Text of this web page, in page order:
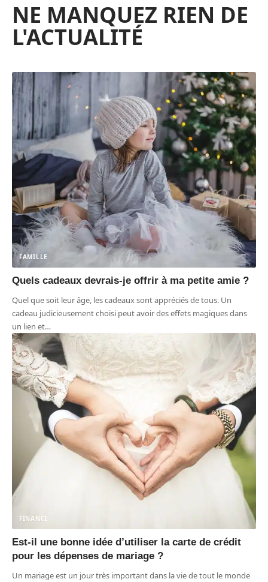
NE MANQUEZ RIEN DE
L'ACTUALITÉ
FAMILLE
Quels cadeaux devrais-je offrir à ma petite amie ?
Quel que soit leur âge, les cadeaux sont appréciés de tous. Un
cadeau judicieusement choisi peut avoir des effets magiques dans
un lien et…
FINANCE
Est-il une bonne idée d’utiliser la carte de crédit
pour les dépenses de mariage ?
Un mariage est un jour très important dans la vie de tout le monde